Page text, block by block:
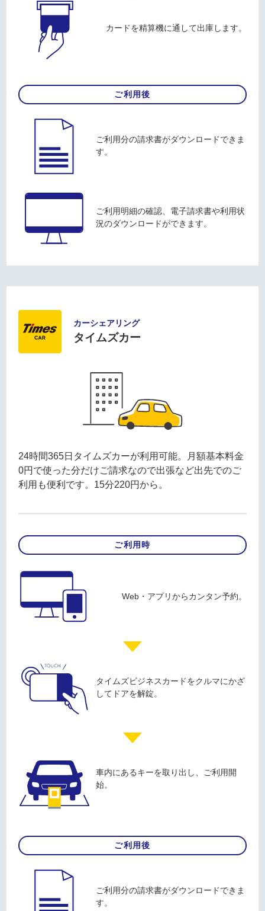
カードを精算機に通して出庫します。
ご利用後
ご利用分の請求書がダウンロードできま
す。
ご利用明細の確認、電子請求書や利用状
況のダウンロードができます。
カーシェアリング
タイムズカー
24時間365日タイムズカーが利用可能。月額基本料金
0円で使った分だけご請求なので出張など出先でのご
利用も便利です。15分220円から。
ご利用時
Web・アプリからカンタン予約。
タイムズビジネスカードをクルマにかざ
してドアを解錠。
車内にあるキーを取り出し、ご利用開
始。
ご利用後
ご利用分の請求書がダウンロードできま
す。